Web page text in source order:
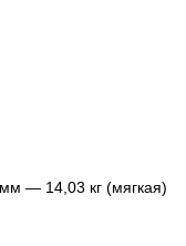
— 14,03 кг (мягкая)